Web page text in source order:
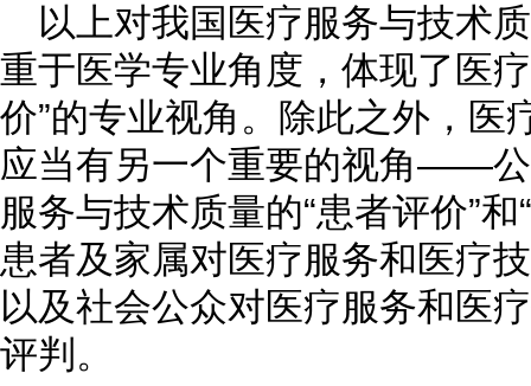
以上对我国医疗服务与技术
重于医学专业角度，体现了医
价”的专业视角。除此之外，医
应当有另一个重要的视角——
服务与技术质量的“患者评价”
患者及家属对医疗服务和医疗
以及社会公众对医疗服务和医
评判。